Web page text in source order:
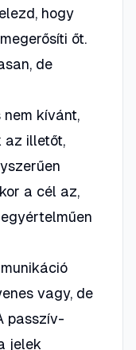
hogy
őt.
de
nem kívánt,
az illetőt,
a cél az,
vagy, de
passzív-
jelek